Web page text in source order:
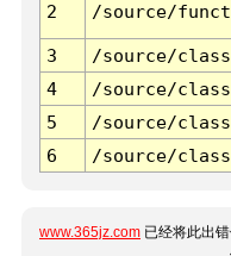
2 /source/
3 /source/
4
/source/
5
/source/
6
/source/
www.365jz.com 已经将此出